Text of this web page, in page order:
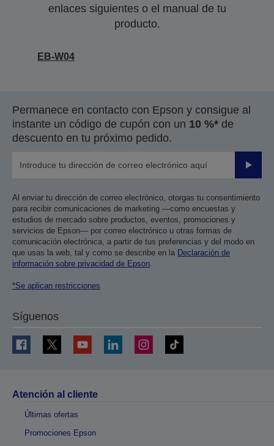
enlaces siguientes o el manual de tu
producto.
EB-W04
Permanece en contacto con Epson y consigue al
instante un código de cupón con un 10 %* de
descuento en tu próximo pedido.
Enviar
Al enviar tu dirección de correo electrónico, otorgas tu consentimiento
para recibir comunicaciones de marketing —como encuestas y
estudios de mercado sobre productos, eventos, promociones y
servicios de Epson— por correo electrónico u otras formas de
comunicación electrónica, a partir de tus preferencias y del modo en
que usas la web, tal y como se describe en la Declaración de
información sobre privacidad de Epson.
*Se aplican restricciones
Síguenos
Atención al cliente
Últimas ofertas
Promociones Epson